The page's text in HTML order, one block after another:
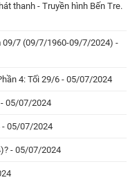
thanh - Truyền hình Bến Tre.
09/7 (09/7/1960-09/7/2024) -
4: Tối 29/6 - 05/07/2024
- 05/07/2024
- 05/07/2024
- 05/07/2024